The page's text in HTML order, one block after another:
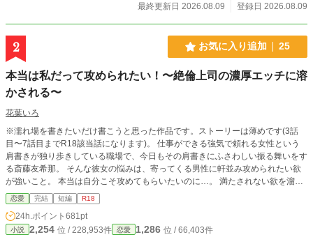
最終更新日 2026.08.09
登録日 2026.08.09
2 お気に入り追加 25
本当は私だって攻められたい！〜絶倫上司の濃厚エッチに溶
かされる〜
花葉いろ
※濡れ場を書きたいだけ書こうと思った作品です。ストーリーは薄めです(3話
目〜7話目までR18該当話になります)。 仕事ができる強気で頼れる女性という
肩書きが独り歩きしている職場で、今日もその肩書きにふさわしい振る舞いをす
る斎藤友希那。 そんな彼女の悩みは、寄ってくる男性に軒並み攻められたい欲
が強いこと。 本当は自分こそ攻めてもらいたいのに…。 満たされない欲を溜め
込みすぎたまま出席した職場の飲み会で珍しく酔い潰れてしまう。 介抱してく
れた上司、小柳冬真に酔った勢いで気持ちを暴露してしまう友希那。 気がつく
とホテルにいるし、上司は絶倫だし…なにがなんだか分からないまま、友希那は
快楽に溺れていく。
恋愛 完結 短編 R18
24h.ポイント 681pt
小説 2,254 位 / 228,953件 恋愛 1,286 位 / 66,403件